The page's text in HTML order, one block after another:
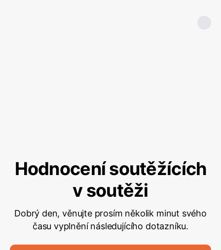
Hodnocení soutěžících
v soutěži
Dobrý den, věnujte prosím několik minut svého
času vyplnění následujícího dotazníku.